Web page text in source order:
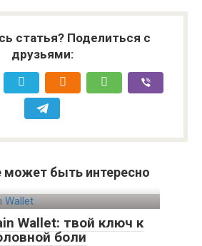
статья? Поделиться с
друзьями:
быть интересно
Wallet: твой ключ к
боли